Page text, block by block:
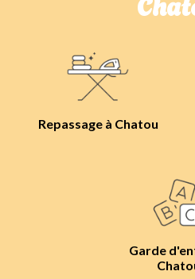
Repassage à Chatou
Garde